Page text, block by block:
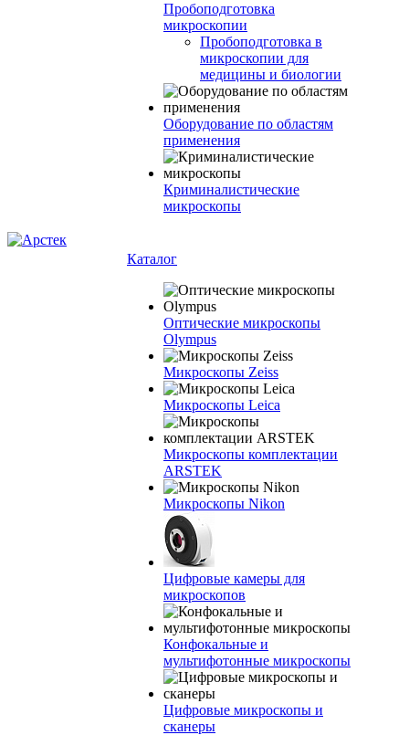
Пробоподготовка
микроскопии
Пробоподготовка в
микроскопии для
медицины и биологии
Оборудование по областям
применения
Криминалистические
микроскопы
Каталог
Оптические микроскопы
Olympus
Микроскопы Zeiss
Микроскопы Leica
Микроскопы комплектации
ARSTEK
Микроскопы Nikon
Цифровые камеры для
микроскопов
Конфокальные и
мультифотонные микроскопы
Цифровые микроскопы и
сканеры